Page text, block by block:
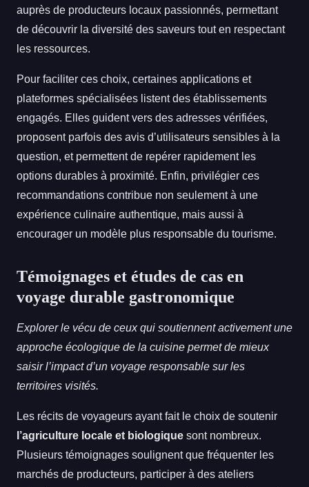
auprès de producteurs locaux passionnés, permettant
de découvrir la diversité des saveurs tout en respectant
les ressources.
Pour faciliter ces choix, certaines applications et
plateformes spécialisées listent des établissements
engagés. Elles guident vers des adresses vérifiées,
proposent parfois des avis d’utilisateurs sensibles à la
question, et permettent de repérer rapidement les
options durables à proximité. Enfin, privilégier ces
recommandations contribue non seulement à une
expérience culinaire authentique, mais aussi à
encourager un modèle plus responsable du tourisme.
Témoignages et études de cas en
voyage durable gastronomique
Explorer le vécu de ceux qui soutiennent activement une
approche écologique de la cuisine permet de mieux
saisir l’impact d’un voyage responsable sur les
territoires visités.
Les récits de voyageurs ayant fait le choix de soutenir
l’agriculture locale et biologique sont nombreux.
Plusieurs témoignages soulignent que fréquenter les
marchés de producteurs, participer à des ateliers